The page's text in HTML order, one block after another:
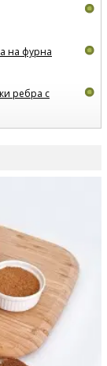
на фурна
ребра с